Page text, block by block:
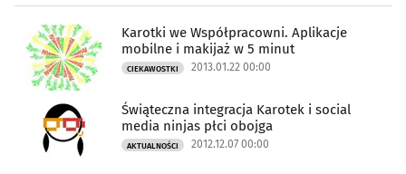
Karotki we Współpracowni. Aplikacje
mobilne i makijaż w 5 minut
CIEKAWOSTKI 2013.01.22 00:00
Świąteczna integracja Karotek i social
media ninjas płci obojga
AKTUALNOŚCI 2012.12.07 00:00